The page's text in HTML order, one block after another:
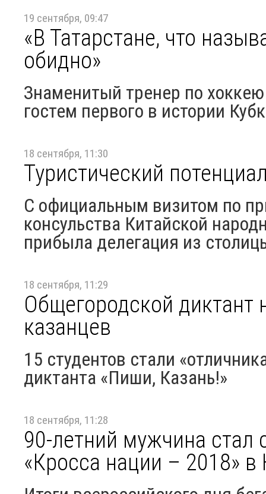
19 сентября, 09:47
«В Татарстане, что
обидно»
Знаменитый тренер по
гостем первого в истории
18 сентября, 11:30
Туристический
С официальным визитом по
консульства Китайской
прибыла делегация из
18 сентября, 11:29
Общегородской диктант
казанцев
15 студентов стали
диктанта «Пиши, Казань!»
18 сентября, 11:28
90-летний мужчина
«Кросса нации – 2018» в